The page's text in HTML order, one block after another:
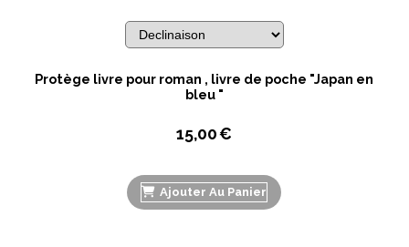
Protège livre pour roman , livre de poche "Japan en
bleu "
15,00€
Ajouter Au Panier